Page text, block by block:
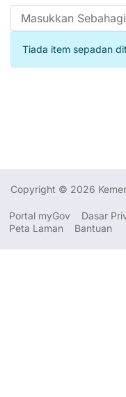
Masukkan Sebahagian
Info
Tiada item sepadan
Copyright © 2026
Portal myGov Dasar
Peta Laman
Bantuan